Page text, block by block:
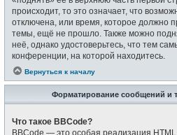
происходит, то это означает, что
отключена, или время, которое должно
темы, ещё не прошло. Также можно
неё, однако удостоверьтесь, что тем
конференции, на которой находитесь.
Вернуться к началу
Форматирование сообщений и
Что такое BBCode?
BBCode — это особая реализация